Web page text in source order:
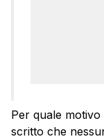
Per quale motivo
scritto che